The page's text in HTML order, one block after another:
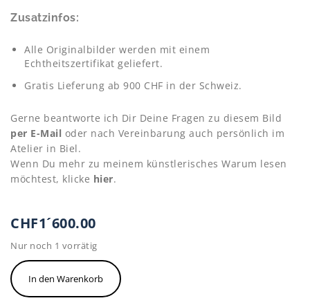
Zusatzinfos:
Alle Originalbilder werden mit einem
Echtheitszertifikat geliefert.
Gratis Lieferung ab 900 CHF in der Schweiz.
Gerne beantworte ich Dir Deine Fragen zu diesem Bild
per E-Mail oder nach Vereinbarung auch persönlich im
Atelier in Biel.
Wenn Du mehr zu meinem künstlerisches Warum lesen
möchtest, klicke hier.
CHF1´600.00
Nur noch 1 vorrätig
Guy
Labo-
O-
In den Warenkorb